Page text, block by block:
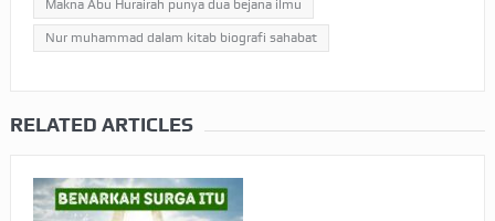
Makna Abu Hurairah punya dua bejana ilmu
Nur muhammad dalam kitab biografi sahabat
RELATED ARTICLES